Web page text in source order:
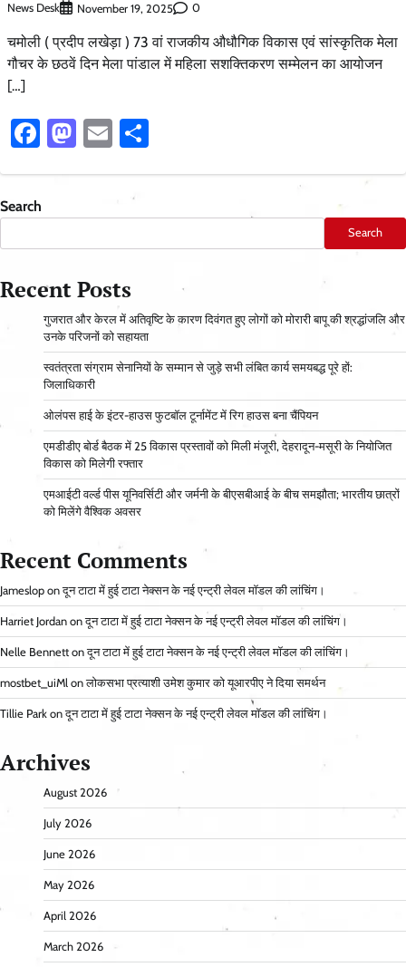
News Desk November 19, 2025 0
चमोली ( प्रदीप लखेड़ा ) 73 वां राजकीय औधौगिक विकास एवं सांस्कृतिक मेला
गौचर के छठवें दिन मेला पांडाल में महिला सशक्तिकरण सम्मेलन का आयोजन
[…]
Facebook
Mastodon
Email
Search
Search
Recent Posts
गुजरात और केरल में अतिवृष्टि के कारण दिवंगत हुए लोगों को मोरारी बापू की श्रद्धांजलि और
उनके परिजनों को सहायता
स्वतंत्रता संग्राम सेनानियों के सम्मान से जुड़े सभी लंबित कार्य समयबद्ध पूरे हों:
जिलाधिकारी
ओलंपस हाई के इंटर-हाउस फुटबॉल टूर्नामेंट में रिग हाउस बना चैंपियन
एमडीडीए बोर्ड बैठक में 25 विकास प्रस्तावों को मिली मंजूरी, देहरादून-मसूरी के नियोजित
विकास को मिलेगी रफ्तार
एमआईटी वर्ल्ड पीस यूनिवर्सिटी और जर्मनी के बीएसबीआई के बीच समझौता; भारतीय छात्रों
को मिलेंगे वैश्विक अवसर
Recent Comments
Jameslop onदून टाटा में हुई टाटा नेक्सन के नई एन्ट्री लेवल मॉडल की लांचिंग।
Harriet Jordan onदून टाटा में हुई टाटा नेक्सन के नई एन्ट्री लेवल मॉडल की लांचिंग।
Nelle Bennett onदून टाटा में हुई टाटा नेक्सन के नई एन्ट्री लेवल मॉडल की लांचिंग।
mostbet_uiMl onलोकसभा प्रत्याशी उमेश कुमार को यूआरपीए ने दिया समर्थन
Tillie Park onदून टाटा में हुई टाटा नेक्सन के नई एन्ट्री लेवल मॉडल की लांचिंग।
Archives
August 2026
July 2026
June 2026
May 2026
April 2026
March 2026